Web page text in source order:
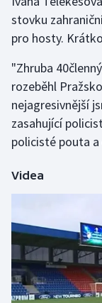
Golf
Gymnastika
Házená
Jezdectví
Judo
Krasobruslení
Lyže a
Moderní pětiboj
stovku
pro hosty.
"Zhruba
rozeběhl
nejagresivnější
zasahující
policisté pouta a
Videa